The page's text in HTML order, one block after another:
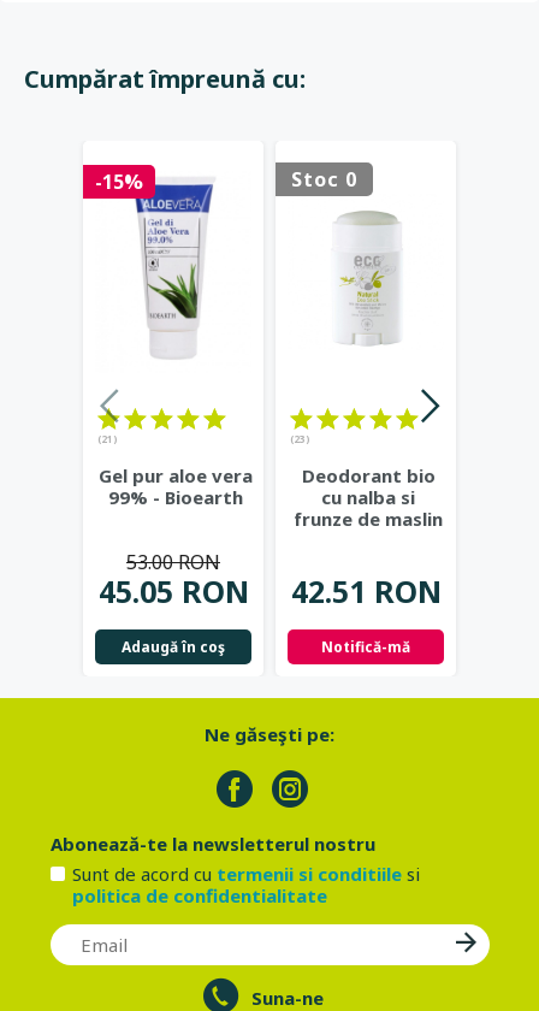
Cumpărat împreună cu:
-15%
(21)
Gel pur aloe vera
99% - Bioearth
45.05 RON
53.00 RON
Adaugă în coş
Stoc 0
(23)
Deodorant bio
cu nalba si
frunze de maslin
42.51 RON
Notifică-mă
Ne găseşti pe:
Abonează-te la newsletterul nostru
Sunt de acord cu termenii si conditiilesi
politica de confidentialitate
Suna-ne